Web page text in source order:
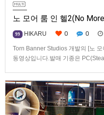
노 모어 룸 인 헬2(No
99 HIKARU 0 0
Torn Banner Studios 개발의 [노
동영상입니다.발매 기종은